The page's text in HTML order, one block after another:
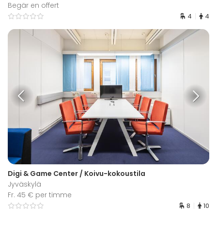
Begär en offert
4 4
Digi & Game Center / Koivu-kokoustila
Jyväskylä
Fr. 45 € per timme
8 10